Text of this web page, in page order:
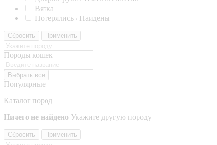
Вязка
Потерялись / Найдены
Сбросить Применить
Породы кошек
Выбрать все
Популярные
Каталог пород
Ничего не найдено Укажите другую породу
Сбросить Применить